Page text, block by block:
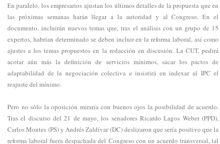
En paralelo, los empresarios ajustan los últimos detalles de la propuesta que en
las próximas semanas harán llegar a la autoridad y al Congreso. En el
documento, incluirán nuevos temas que, tras el análisis con un grupo de 15
expertos, habrían determinado se deben incluir en la reforma laboral, así como
ajustes a los temas propuestos en la redacción en discusión. La CUT, pedirá
acotar aún más la definición de servicios mínimos, sacar los pactos de
adaptabilidad de la negociación colectiva e insistirá en indexar al IPC el
reajuste del mínimo.
Pero no sólo la oposición miraría con buenos ojos la posibilidad de acuerdo.
Tras el discurso del 21 de mayo, los senadores Ricardo Lagos Weber (PPD),
Carlos Montes (PS) y Andrés Zaldívar (DC) deslizaron que sería positivo que la
reforma laboral fuera despachada del Congreso con un acuerdo transversal, tal